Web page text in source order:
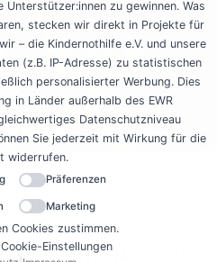
zu gewinnen. Was
stecken wir direkt in Projekte für
– die Kindernothilfe e.V. und unsere
(z.B. IP-Adresse) zu statistischen
personalisierter Werbung. Dies
in Länder außerhalb des EWR
Datenschutzniveau
Sie jederzeit mit Wirkung für die
widerrufen.
Präferenzen
Marketing
Cookies zustimmen.
Einstellungen
Reportagen
Alltag von